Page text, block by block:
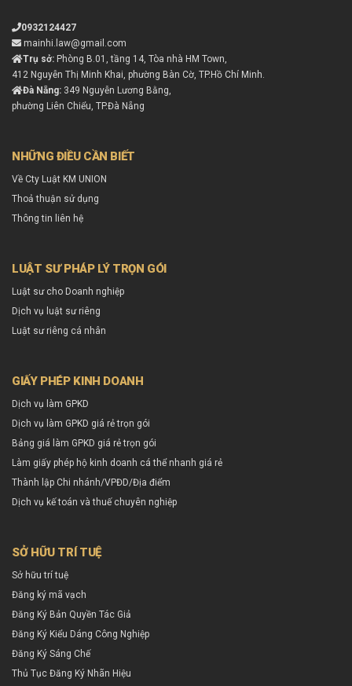
0932124427
mainhi.law@gmail.com
Trụ sở: Phòng B.01, tầng 14, Tòa nhà HM Town,
412 Nguyễn Thị Minh Khai, phường Bàn Cờ, TP.Hồ Chí Minh.
Đà Nẵng: 349 Nguyễn Lương Bằng,
phường Liên Chiểu, TP.Đà Nẵng
NHỮNG ĐIỀU CẦN BIẾT
Về Cty Luật KM UNION
Thoả thuận sử dụng
Thông tin liên hệ
LUẬT SƯ PHÁP LÝ TRỌN GÓI
Luật sư cho Doanh nghiệp
Dịch vụ luật sư riêng
Luật sư riêng cá nhân
GIẤY PHÉP KINH DOANH
Dịch vụ làm GPKD
Dịch vụ làm GPKD giá rẻ trọn gói
Bảng giá làm GPKD giá rẻ trọn gói
Làm giấy phép hộ kinh doanh cá thể nhanh giá rẻ
Thành lập Chi nhánh/VPĐD/Địa điểm
Dịch vụ kế toán và thuế chuyên nghiệp
SỞ HỮU TRÍ TUỆ
Sở hữu trí tuệ
Đăng ký mã vạch
Đăng Ký Bản Quyền Tác Giả
Đăng Ký Kiểu Dáng Công Nghiệp
Đăng Ký Sáng Chế
Thủ Tục Đăng Ký Nhãn Hiệu